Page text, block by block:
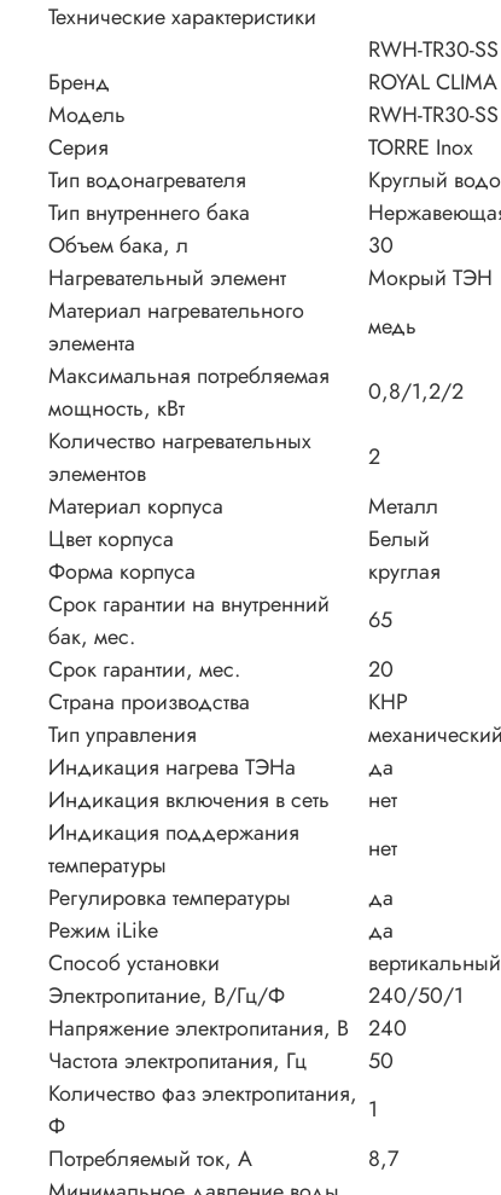
Технические характеристики
RWH-TR30-SS
Бренд
ROYAL CLIMA
Модель
RWH-TR30-SS
Серия
TORRE Inox
Тип водонагревателя
Круглый
Тип внутреннего бака
Объем бака, л
30
Нагревательный элемент
Мокрый ТЭН
Материал нагревательного
элемента
медь
Максимальная потребляемая
мощность, кВт
0,8/1,2/2
Количество нагревательных
элементов
2
Материал корпуса
Металл
Цвет корпуса
Белый
Форма корпуса
круглая
Срок гарантии на внутренний
бак, мес.
65
Срок гарантии, мес.
20
Страна производства
КНР
Тип управления
механический
Индикация нагрева ТЭНа
да
Индикация включения в сеть
нет
Индикация поддержания
температуры
нет
Регулировка температуры
да
Режим iLike
да
Способ установки
вертикальный
Электропитание, В/Гц/Ф
240/50/1
Напряжение электропитания, В
240
Частота электропитания, Гц
50
Количество фаз электропитания,
Ф
1
Потребляемый ток, А
8,7